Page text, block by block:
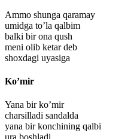
Ammo shunga qaramay
umidga to’la qalbim
balki bir ona qush
meni olib ketar deb
shoxdagi uyasiga
Ko’mir
Yana bir ko’mir
charsilladi sandalda
yana bir konchining qalbi
ura boshladi